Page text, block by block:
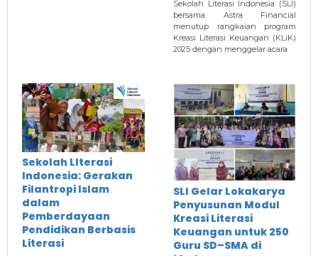
Sekolah Literasi Indonesia (SLI)
bersama Astra Financial
menutup rangkaian program
Kreasi Literasi Keuangan (KLiK)
2025 dengan menggelar acara
Sekolah LIterasi
Indonesia: Gerakan
Filantropi Islam
dalam
Pemberdayaan
Pendidikan Berbasis
Literasi
SLI Gelar Lokakarya
Penyusunan Modul
Kreasi Literasi
Keuangan untuk 250
Guru SD–SMA di